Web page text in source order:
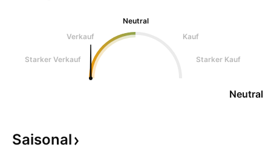
Neutral
Verkauf
Kauf
Starker Verkauf Starker Kauf
Neutral
Saisonal